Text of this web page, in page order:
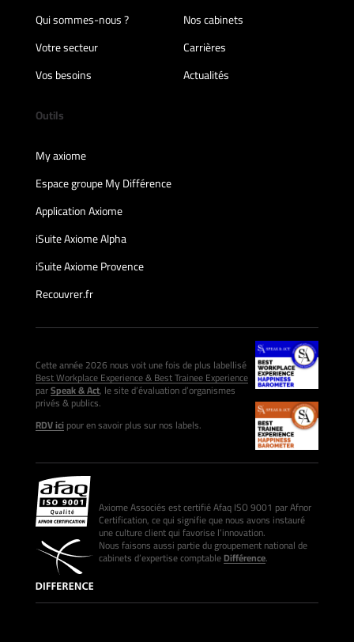
Qui sommes-nous ?
Nos cabinets
Votre secteur
Carrières
Vos besoins
Actualités
Outils
My axiome
Espace groupe My Différence
Application Axiome
iSuite Axiome Alpha
iSuite Axiome Provence
Recouvrer.fr
Cette année 2026 nous voit une fois de plus labellisé
Best Workplace Experience & Best Trainee Experience
parSpeak & Act, le site d’évaluation d’organismes
privés & publics.
RDV icipour en savoir plus sur nos labels.
Axiome Associés est certifié Afaq ISO 9001 par Afnor
Certification, ce qui signifie que nous avons instauré
une culture client qui favorise l’innovation.
Nous faisons aussi partie du groupement national de
cabinets d’expertise comptableDifférence.